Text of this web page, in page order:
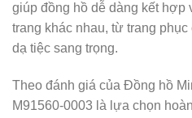
giúp đồng hồ dễ dàng kết
trang khác nhau, từ trang
dạ tiệc sang trọng.
Theo đánh giá của Đồng hồ
M91560-0003 là lựa chọn